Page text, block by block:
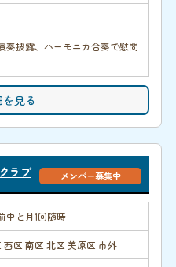
奏披露、ハーモニカ合奏で慰問
見る
ラブ メンバー募集中
中と月1回随時
西区 南区 北区 美原区 市外